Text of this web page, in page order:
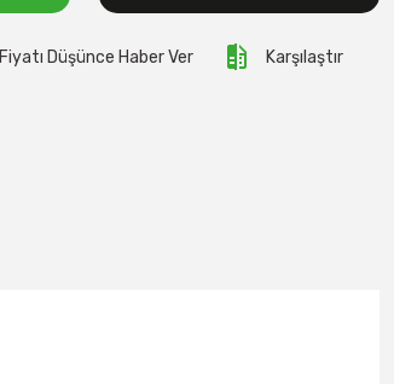
Fiyatı Düşünce Haber Ver Karşılaştır